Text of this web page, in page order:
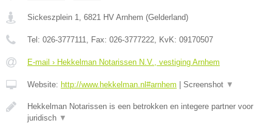
Sickeszplein 1 6821 HV Arnhem (Gelderland)
Tel: 026-3777111 , Fax: 026-3777222 , KvK: 09170507
E-mail › Hekkelman Notarissen N.V., vestiging Arnhem
Website: http://www.hekkelman.nl#arnhem | Screenshot ▼
Hekkelman Notarissen is een betrokken en integere partner voor
juridisch ▼